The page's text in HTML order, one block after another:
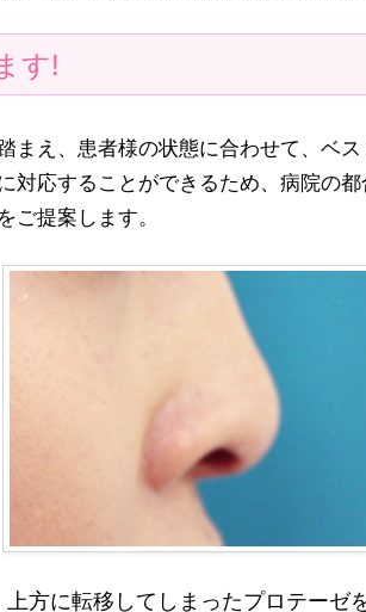
す!
まえ、患者様の状態に合わせて、ベス
対応することができるため、病院の
ご提案します。
上方に転移してしまったプロテーゼ